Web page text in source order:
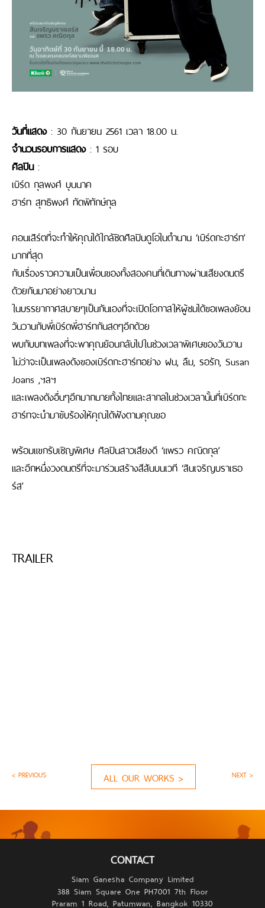
วันที่แสดง : 30 กันยายน 2561 เวลา 18.00 น.
จำนวนรอบการแสดง: 1 รอบ
ศิลปิน :
เบิร์ด กุลพงศ์ บุนนาค
ฮาร์ท สุทธิพงศ์ ทัดพิทักษ์กุล
คอนเสิร์ตที่จะทําให้คุณได้ใกล้ชิดศิลปินดูโอในตํานาน ‘เบิร์ดกะฮาร์ท’
มากที่สุด
กับเรื่องราวความเป็นเพื่อนของทั้งสองคนที่เดินทางผ่านเสียงดนตรี
ด้วยกันมาอย่างยาวนาน
ในบรรยากาศสบายๆเป็นกันเองที่จะเปิดโอกาสให้ผู้ชมได้ขอเพลงย้อน
วันวานกับพี่เบิร์ดพี่ฮาร์ทกันสดๆอีกด้วย
พบกับบทเพลงที่จะพาคุณย้อนกลับไปในช่วงเวลาพิเศษของวันวาน
ไม่ว่าจะเป็นเพลงดังของเบิร์ดกะฮาร์ทอย่าง ฝน, ลืม, รอรัก, Susan
Joans ,ฯลฯ
และเพลงดังอื่นๆอีกมากมายทั้งไทยและสากลในช่วงเวลานั้นที่เบิร์ดกะ
ฮาร์ทจะนํามาขับร้องให้คุณได้ฟังตามคุณขอ
พร้อมแขกรับเชิญพิเศษ ศิลปินสาวเสียงดี ‘แพรว คณิตกุล’
และอีกหนึ่งวงดนตรีที่จะมาร่วมสร้างสีสันบนเวที ‘สินเจริญบราเธอ
ร์ส’
TRAILER
< PREVIOUS NEXT >
ALL OUR WORKS >
CONTACT
Siam Ganesha Company Limited
388 Siam Square One PH7001 7th Floor
Praram 1 Road, Patumwan, Bangkok 10330